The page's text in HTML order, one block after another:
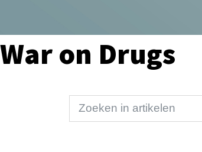
War on Drugs